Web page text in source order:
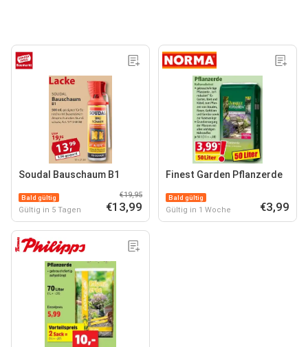
Soudal Bauschaum B1
Bald gültig
Gültig in 5 Tagen
€19,95
€13,99
Finest Garden Pflanzerde
Bald gültig
Gültig in 1 Woche €3,99